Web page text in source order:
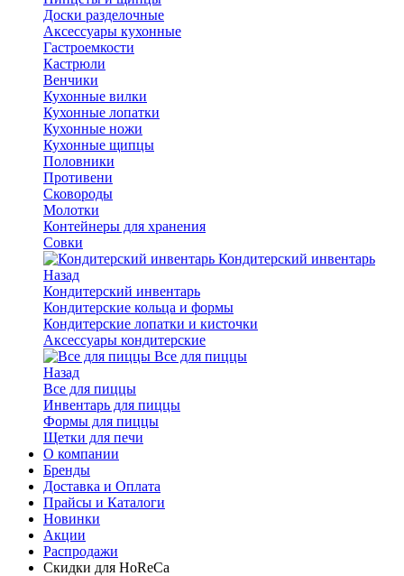
Доски разделочные
Аксессуары кухонные
Гастроемкости
Кастрюли
Венчики
Кухонные вилки
Кухонные лопатки
Кухонные ножи
Кухонные щипцы
Половники
Противени
Сковороды
Молотки
Контейнеры для хранения
Совки
Кондитерский инвентарь
Назад
Кондитерский инвентарь
Кондитерские кольца и формы
Кондитерские лопатки и кисточки
Аксессуары кондитерские
Все для пиццы
Назад
Все для пиццы
Инвентарь для пиццы
Формы для пиццы
Щетки для печи
О компании
Бренды
Доставка и Оплата
Прайсы и Каталоги
Новинки
Акции
Распродажи
Скидки для HoReCa